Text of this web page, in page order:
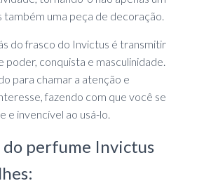
também uma peça de decoração.
do frasco do Invictus é transmitir
poder, conquista e masculinidade.
para chamar a atenção e
fazendo com que você se
e invencível ao usá-lo.
do perfume Invictus